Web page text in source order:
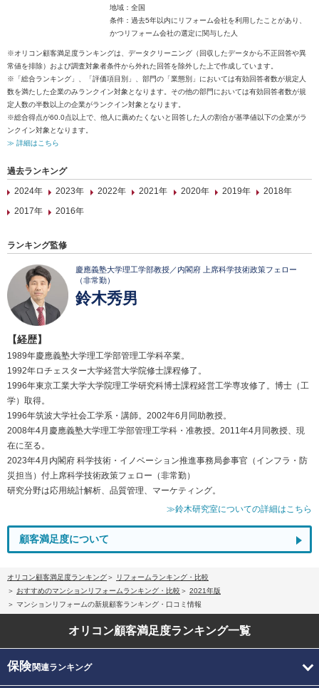
地域：全国
条件：過去5年以内にリフォーム会社を利用したことがあり、
かつリフォーム会社の選定に関与した人
※オリコン顧客満足度ランキングは、データクリーニング（回収したデータから不正回答や異
常値を排除）および調査対象者条件から外れた回答を除外した上で作成しています。
※「総合ランキング」、「評価項目別」、部門の「業態別」においては有効回答者数が規定人
数を満たした企業のみランクイン対象となります。その他の部門においては有効回答者数が規
定人数の半数以上の企業がランクイン対象となります。
※総合得点が60.0点以上で、他人に薦めたくないと回答した人の割合が基準値以下の企業がラ
ンクイン対象となります。
≫ 詳細はこちら
過去ランキング
2024年
2023年 2022年 2021年 2020年 2019年
2018年
2017年
2016年
ランキング監修
慶應義塾大学理工学部教授／内閣府 上席科学技術政策フェロー
（非常勤）
鈴木秀男
【経歴】
1989年慶應義塾大学理工学部管理工学科卒業。
1992年ロチェスター大学経営大学院修士課程修了。
1996年東京工業大学大学院理工学研究科博士課程経営工学専攻修了。博士（工
学）取得。
1996年筑波大学社会工学系・講師。2002年6月同助教授。
2008年4月慶應義塾大学理工学部管理工学科・准教授。2011年4月同教授、現
在に至る。
2023年4月内閣府 科学技術・イノベーション推進事務局参事官（インフラ・防
災担当）付上席科学技術政策フェロー（非常勤）
研究分野は応用統計解析、品質管理、マーケティング。
≫鈴木研究室についての詳細はこちら
顧客満足度について
オリコン顧客満足度ランキング
リフォームランキング・比較
おすすめのマンションリフォームランキング・比較
2021年版
マンションリフォームの新規顧客ランキング・口コミ情報
オリコン顧客満足度ランキング一覧
保険関連ランキング